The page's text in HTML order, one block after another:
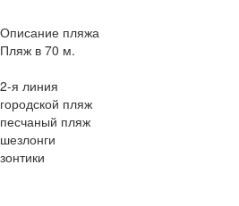
Описание пляжа
Пляж в 70 м.
2-я линия
городской пляж
песчаный пляж
шезлонги
зонтики